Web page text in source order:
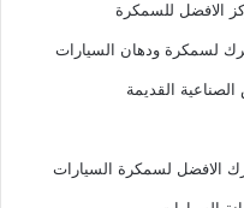
الافضل للسمكرة
لسمكرة ودهان السيارات
القديمة
الافضل لسمكرة السيارات